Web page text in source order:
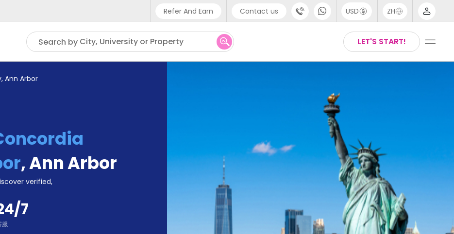
Refer And Earn Contact us
Phone support
UK - +44 (0) 20 3871 8666
USD ZH
Thai
LET'S START!
Search by City, University or Property
Ann Arbor
,Ann Arbor
verified,
7
服